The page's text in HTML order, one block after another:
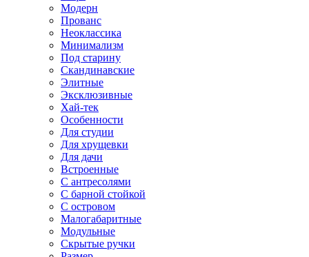
Модерн
Прованс
Неоклассика
Минимализм
Под старину
Скандинавские
Элитные
Эксклюзивные
Хай-тек
Особенности
Для студии
Для хрущевки
Для дачи
Встроенные
С антресолями
С барной стойкой
С островом
Малогабаритные
Модульные
Скрытые ручки